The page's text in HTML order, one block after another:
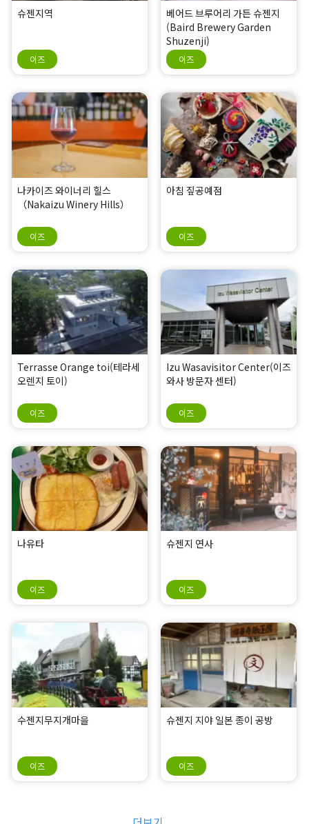
슈젠지역
이즈
베어드 브루어리 가든 슈젠지
(Baird Brewery Garden
Shuzenji)
이즈
나카이즈 와이너리 힐스
（Nakaizu Winery Hills）
이즈
아침 짚공예점
이즈
Terrasse Orange toi(테라세
오렌지 토이)
이즈
Izu Wasavisitor Center(이즈
와사 방문자 센터)
이즈
나유타
이즈
슈젠지 연사
이즈
수젠지무지개마을
이즈
슈젠지 지야 일본 종이 공방
이즈